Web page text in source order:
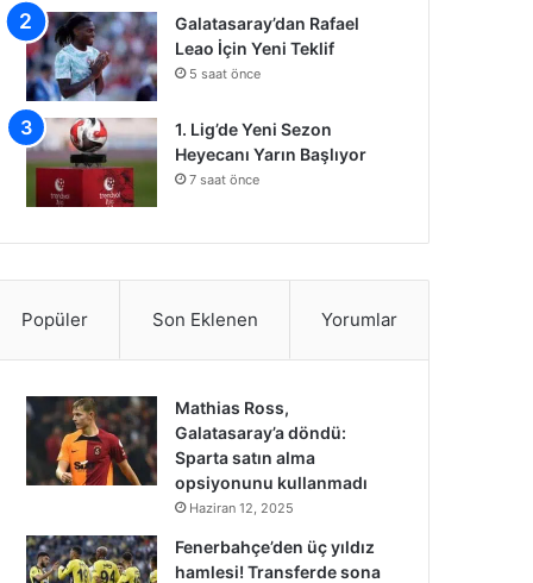
Galatasaray’dan Rafael
Leao İçin Yeni Teklif
5 saat önce
1. Lig’de Yeni Sezon
Heyecanı Yarın Başlıyor
7 saat önce
Popüler Son Eklenen Yorumlar
Mathias Ross,
Galatasaray’a döndü:
Sparta satın alma
opsiyonunu kullanmadı
Haziran 12, 2025
Fenerbahçe’den üç yıldız
hamlesi! Transferde sona